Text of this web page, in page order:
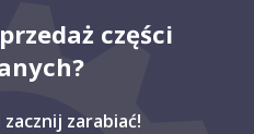
części
zacznij zarabiać!